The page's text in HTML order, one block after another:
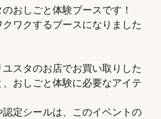
おしごと体験ブースです！
クワクするブースになりました
スタのお店でお買い取りした
、おしごと体験に必要なアイテ
認定シールは、このイベントの